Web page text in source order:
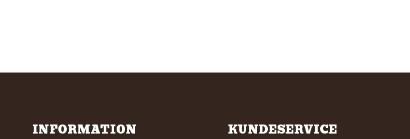
INFORMATION KUNDESERVICE